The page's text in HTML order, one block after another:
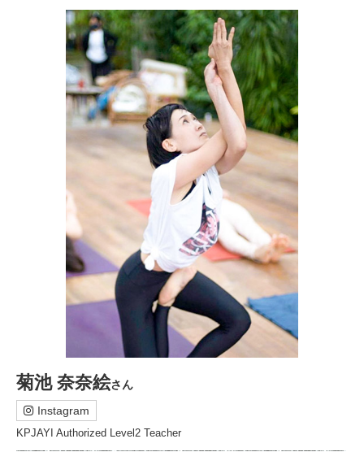
菊池 奈奈絵さん
Instagram
KPJAYI Authorized Level2 Teacher